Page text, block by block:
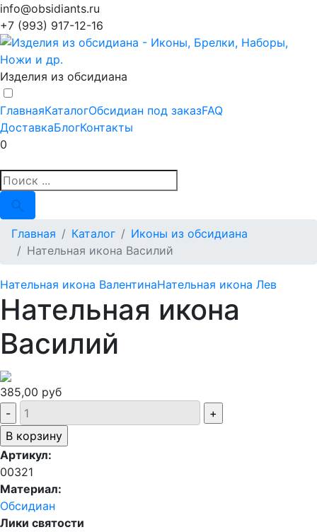
info@obsidiants.ru
+7 (993) 917-12-16
Изделия из обсидиана
ГлавнаяКаталогОбсидиан под заказFAQ
ДоставкаБлогКонтакты
0
Главная Каталог
Иконы из обсидиана
Нательная икона Василий
Нательная икона ВалентинаНательная икона Лев
Нательная икона
Василий
385,00 руб
Артикул:
00321
Материал:
Обсидиан
Лики святости